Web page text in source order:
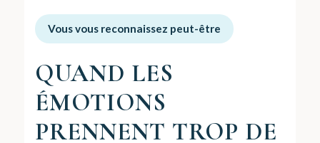
Vous vous reconnaissez peut-être
QUAND LES
ÉMOTIONS
PRENNENT TROP DE